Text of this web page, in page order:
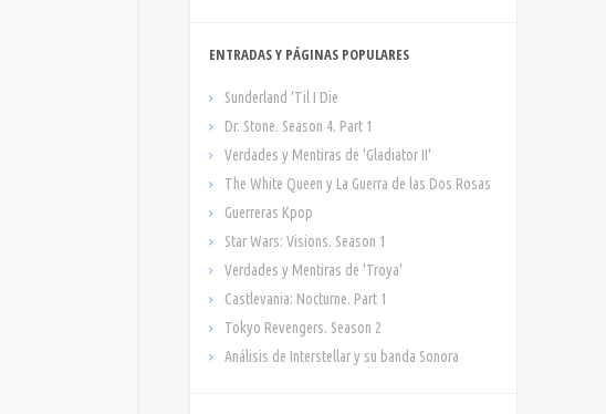
ENTRADAS Y PÁGINAS POPULARES
Sunderland 'Til I Die
Dr. Stone. Season 4. Part 1
Verdades y Mentiras de 'Gladiator II'
The White Queen y La Guerra de las Dos Rosas
Guerreras Kpop
Star Wars: Visions. Season 1
Verdades y Mentiras de 'Troya'
Castlevania: Nocturne. Part 1
Tokyo Revengers. Season 2
Análisis de Interstellar y su banda Sonora